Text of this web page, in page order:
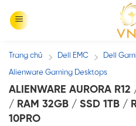
Trang chủ / Dell EMC / Dell
Alienware Gaming Desktops
ALIENWARE AURORA
/ RAM 32GB / SSD 1TB /
10PRO